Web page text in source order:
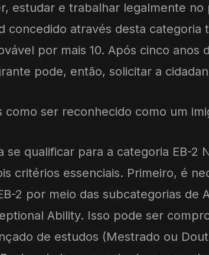
estudar e trabalhar legalmente
concedido através desta categoria
por mais 10. Após cinco anos
pode, então, solicitar a
como ser reconhecido como um
se qualificar para a categoria EB-2
critérios essenciais. Primeiro, é
2 por meio das subcategorias de
Ability. Isso pode ser
de estudos (Mestrado ou